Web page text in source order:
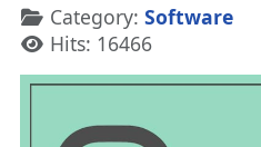
Details
Category: Software
Hits: 16466